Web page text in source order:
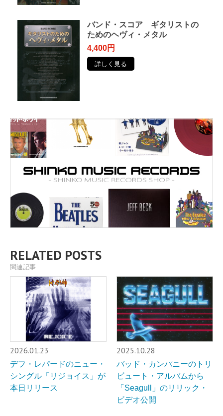
バンド・スコア ギタリストの
ためのヘヴィ・メタル
4,400円
詳しく見る
RELATED POSTS
関連記事
2026.01.23
デフ・レパードのニュー・
シングル「リジョイス」が
本日リリース
2025.10.28
バッド・カンパニーのトリ
ビュート・アルバムから
「Seagull」のリリック・
ビデオ公開